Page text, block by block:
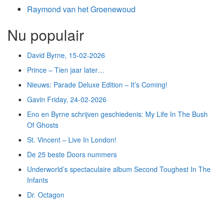
Raymond van het Groenewoud
Nu populair
David Byrne, 15-02-2026
Prince – Tien jaar later…
Nieuws: Parade Deluxe Edition – It’s Coming!
Gavin Friday, 24-02-2026
Eno en Byrne schrijven geschiedenis: My Life In The Bush
Of Ghosts
St. Vincent – Live In London!
De 25 beste Doors nummers
Underworld’s spectaculaire album Second Toughest In The
Infants
Dr. Octagon